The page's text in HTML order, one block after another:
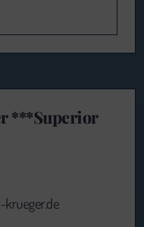
***Superior